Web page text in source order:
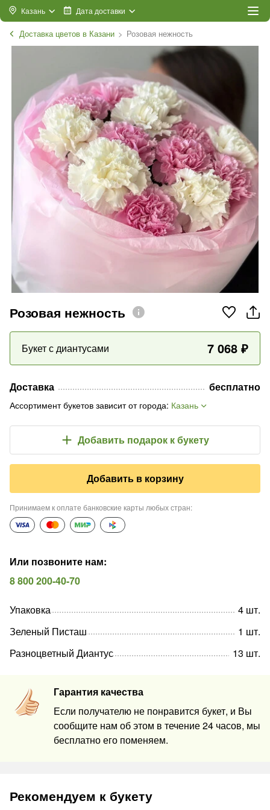
Казань Дата доставки
Доставка цветов в Казани Розовая нежность
Розовая нежность
Букет с диантусами 7 068 ₽
Доставка бесплатно
Ассортимент букетов зависит от города: Казань
Добавить подарок к букету
Добавить в корзину
Принимаем к оплате банковские карты любых стран:
Или позвоните нам:
8 800 200-40-70
Гарантия качества
Если получателю не понравится букет, и Вы
сообщите нам об этом в течение 24 часов, мы
бесплатно его поменяем.
Упаковка 4 шт.
Зеленый Писташ
1 шт.
Разноцветный Диантус
13 шт.
Рекомендуем к букету